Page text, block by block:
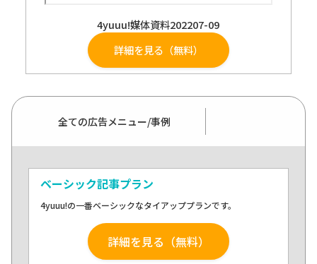
4yuuu!媒体資料202207-09
詳細を見る（無料）
全ての広告メニュー/事例
ベーシック記事プラン
4yuuu!の一番ベーシックなタイアッププランです。
詳細を見る（無料）